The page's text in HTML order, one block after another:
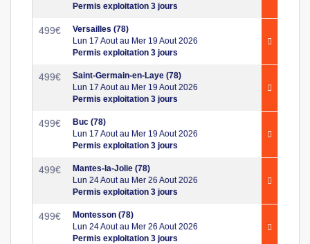
Permis exploitation 3 jours
499€
Versailles (78)
Lun 17 Aout au Mer 19 Aout 2026
Permis exploitation 3 jours
499€
Saint-Germain-en-Laye (78)
Lun 17 Aout au Mer 19 Aout 2026
Permis exploitation 3 jours
499€
Buc (78)
Lun 17 Aout au Mer 19 Aout 2026
Permis exploitation 3 jours
499€
Mantes-la-Jolie (78)
Lun 24 Aout au Mer 26 Aout 2026
Permis exploitation 3 jours
499€
Montesson (78)
Lun 24 Aout au Mer 26 Aout 2026
Permis exploitation 3 jours